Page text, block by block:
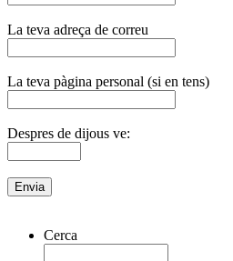
La teva adreça de correu
La teva pàgina personal (si en tens)
Despres de dijous ve:
Cerca